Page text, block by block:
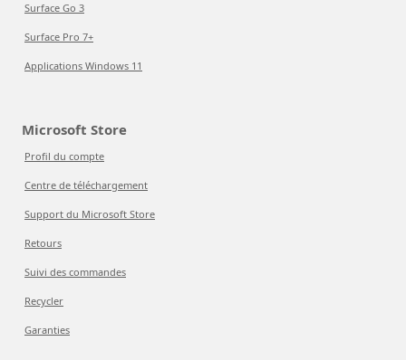
Surface Go 3
Surface Pro 7+
Applications Windows 11
Microsoft Store
Profil du compte
Centre de téléchargement
Support du Microsoft Store
Retours
Suivi des commandes
Recycler
Garanties